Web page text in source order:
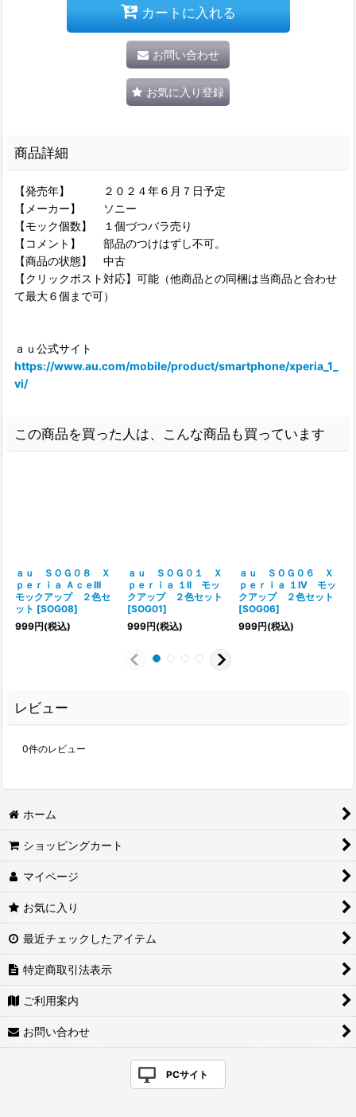
カートに入れる
お問い合わせ
お気に入り登録
商品詳細
【発売年】 ２０２４年６月７日予定
【メーカー】 ソニー
【モック個数】 １個づつバラ売り
【コメント】 部品のつけはずし不可。
【商品の状態】 中古
【クリックポスト対応】可能（他商品との同梱は当商品と合わせ
て最大６個まで可）
ａｕ公式サイト
https://www.au.com/mobile/product/smartphone/xperia_1_
vi/
この商品を買った人は、こんな商品も買っています
ａｕ ＳＯＧ０８ Ｘ
ｐｅｒｉａ ＡｃｅIII
モックアップ ２色セ
ット [SOG08]
999円(税込)
ａｕ ＳＯＧ０１ Ｘ
ｐｅｒｉａ １II モッ
クアップ ２色セット
[SOG01]
999円(税込)
ａｕ ＳＯＧ０６ Ｘ
ｐｅｒｉａ １IV モッ
クアップ ２色セット
[SOG06]
999円(税込)
レビュー
0件のレビュー
ホーム
ショッピングカート
マイページ
お気に入り
最近チェックしたアイテム
特定商取引法表示
ご利用案内
お問い合わせ
PCサイト